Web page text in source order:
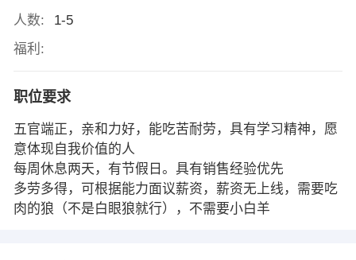
人数:
1-5
福利:
职位要求
五官端正，亲和力好，能吃苦耐劳，具有学习精神，愿
意体现自我价值的人
每周休息两天，有节假日。具有销售经验优先
多劳多得，可根据能力面议薪资，薪资无上线，需要吃
肉的狼（不是白眼狼就行），不需要小白羊